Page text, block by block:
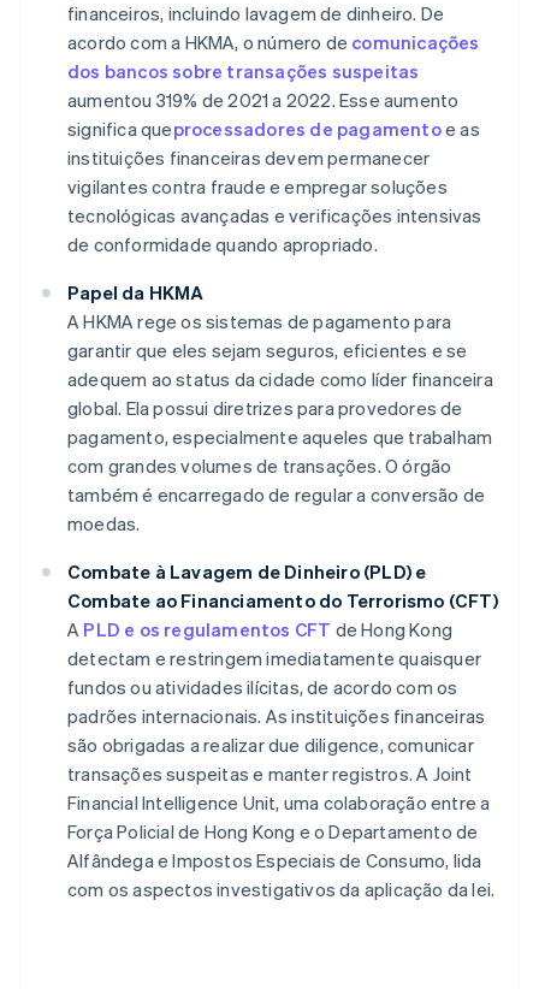
financeiros, incluindo lavagem de dinheiro. De
acordo com a HKMA, o número de comunicações
dos bancos sobre transações suspeitas
aumentou 319% de 2021 a 2022. Esse aumento
significa queprocessadores de pagamentoe as
instituições financeiras devem permanecer
vigilantes contra fraude e empregar soluções
tecnológicas avançadas e verificações intensivas
de conformidade quando apropriado.
Papel da HKMA
A HKMA rege os sistemas de pagamento para
garantir que eles sejam seguros, eficientes e se
adequem ao status da cidade como líder financeira
global. Ela possui diretrizes para provedores de
pagamento, especialmente aqueles que trabalham
com grandes volumes de transações. O órgão
também é encarregado de regular a conversão de
moedas.
Combate à Lavagem de Dinheiro (PLD) e
Combate ao Financiamento do Terrorismo (CFT)
A PLD e os regulamentos CFT de Hong Kong
detectam e restringem imediatamente quaisquer
fundos ou atividades ilícitas, de acordo com os
padrões internacionais. As instituições financeiras
são obrigadas a realizar due diligence, comunicar
transações suspeitas e manter registros. A Joint
Financial Intelligence Unit, uma colaboração entre a
Força Policial de Hong Kong e o Departamento de
Alfândega e Impostos Especiais de Consumo, lida
com os aspectos investigativos da aplicação da lei.